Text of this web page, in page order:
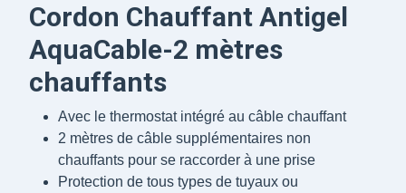
Cordon Chauffant Antigel
AquaCable-2 mètres
chauffants
Avec le thermostat intégré au câble chauffant
2 mètres de câble supplémentaires non
chauffants pour se raccorder à une prise
Protection de tous types de tuyaux ou